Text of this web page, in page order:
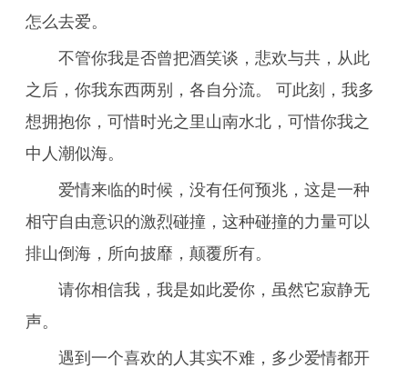
怎么去爱。
不管你我是否曾把酒笑谈，悲欢与共，从此
之后，你我东西两别，各自分流。 可此刻，我多
想拥抱你，可惜时光之里山南水北，可惜你我之
中人潮似海。
爱情来临的时候，没有任何预兆，这是一种
相守自由意识的激烈碰撞，这种碰撞的力量可以
排山倒海，所向披靡，颠覆所有。
请你相信我，我是如此爱你，虽然它寂静无
声。
遇到一个喜欢的人其实不难，多少爱情都开